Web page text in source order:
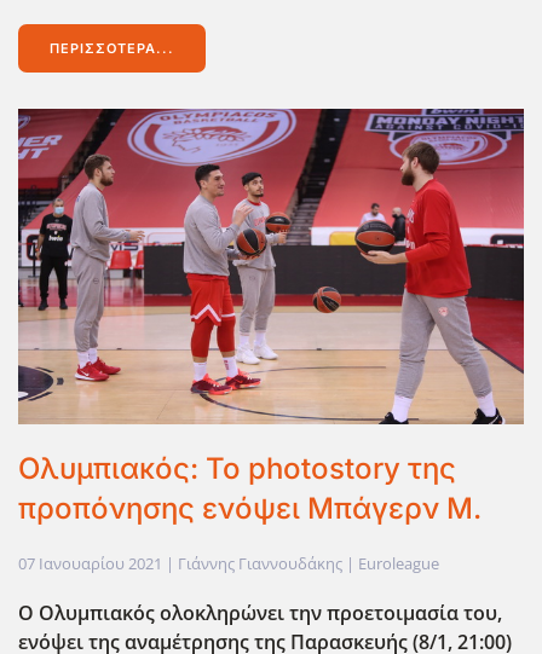
ΠΕΡΙΣΣΌΤΕΡΑ...
Ολυμπιακός: Το photostory της
προπόνησης ενόψει Μπάγερν Μ.
07 Ιανουαρίου 2021 | Γιάννης Γιαννουδάκης | Euroleague
Ο Ολυμπιακός ολοκληρώνει την προετοιμασία του,
ενόψει της αναμέτρησης της Παρασκευής (8/1, 21:00)